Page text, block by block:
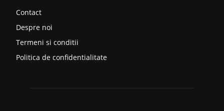
Contact
Despre noi
Termeni si conditii
Politica de confidentialitate